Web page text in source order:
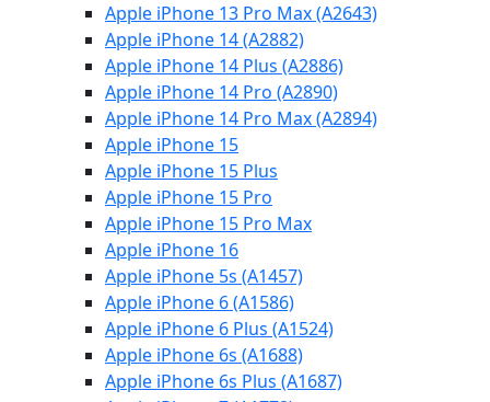
Apple iPhone 13 Pro Max (A2643)
Apple iPhone 14 (A2882)
Apple iPhone 14 Plus (A2886)
Apple iPhone 14 Pro (A2890)
Apple iPhone 14 Pro Max (A2894)
Apple iPhone 15
Apple iPhone 15 Plus
Apple iPhone 15 Pro
Apple iPhone 15 Pro Max
Apple iPhone 16
Apple iPhone 5s (A1457)
Apple iPhone 6 (A1586)
Apple iPhone 6 Plus (A1524)
Apple iPhone 6s (A1688)
Apple iPhone 6s Plus (A1687)